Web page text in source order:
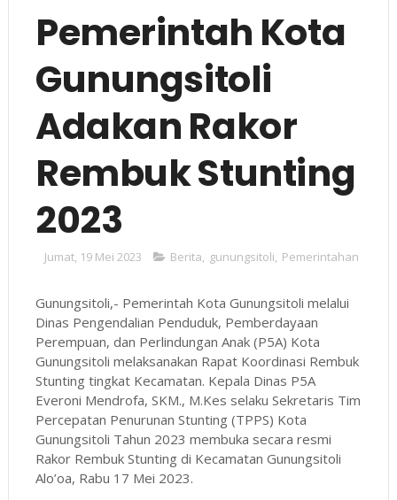
Pemerintah Kota
Gunungsitoli
Adakan Rakor
Rembuk Stunting
2023
Jumat, 19 Mei 2023 Berita, gunungsitoli, Pemerintahan
Gunungsitoli,- Pemerintah Kota Gunungsitoli melalui
Dinas Pengendalian Penduduk, Pemberdayaan
Perempuan, dan Perlindungan Anak (P5A) Kota
Gunungsitoli melaksanakan Rapat Koordinasi Rembuk
Stunting tingkat Kecamatan. Kepala Dinas P5A
Everoni Mendrofa, SKM., M.Kes selaku Sekretaris Tim
Percepatan Penurunan Stunting (TPPS) Kota
Gunungsitoli Tahun 2023 membuka secara resmi
Rakor Rembuk Stunting di Kecamatan Gunungsitoli
Alo’oa, Rabu 17 Mei 2023.